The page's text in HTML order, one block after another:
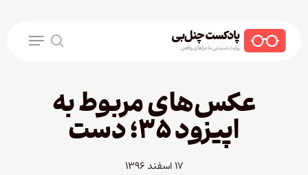
search
Menu
عکس‌های مربوط به
اپیزود ۳۵؛ دست
۱۷ اسفند ۱۳۹۶